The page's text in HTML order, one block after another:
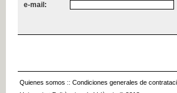
e-mail:
Quienes somos :: Condiciones generales de